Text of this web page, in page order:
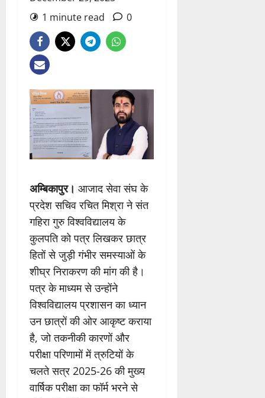
1 minute read
0
अम्बिकापुर। आजाद सेवा संघ के
प्रदेश सचिव रचित मिश्रा ने संत
गहिरा गुरु विश्वविद्यालय के
कुलपति को पत्र लिखकर छात्र
हितों से जुड़ी गंभीर समस्याओं के
शीघ्र निराकरण की मांग की है।
पत्र के माध्यम से उन्होंने
विश्वविद्यालय प्रशासन का ध्यान
उन छात्रों की ओर आकृष्ट कराया
है, जो तकनीकी कारणों और
परीक्षा परिणामों में त्रुटियों के
चलते सत्र 2025-26 की मुख्य
वार्षिक परीक्षा का फॉर्म भरने से